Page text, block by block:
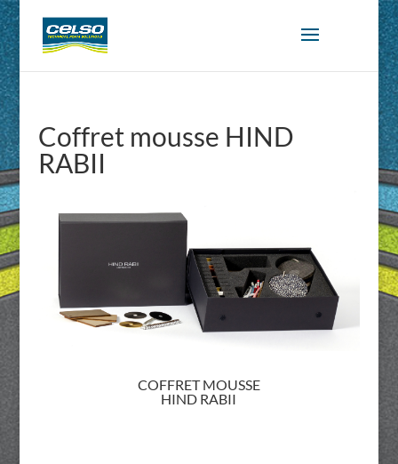
Coffret mousse HIND
RABII
COFFRET MOUSSE
HIND RABII